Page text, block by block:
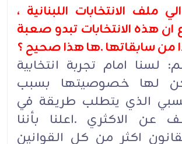
ملف الانتخابات اللبنانية ،
ان هذه الانتخابات تبدو صعبة
من سابقاتها .ها هذا صحيح ؟
لسنا امام تجربة انتخابية
لها خصوصيتها بسبب
الذي يتطلب طريقة في
عن الاكثري .اعلنا بأننا
اكثر من كل القوانين